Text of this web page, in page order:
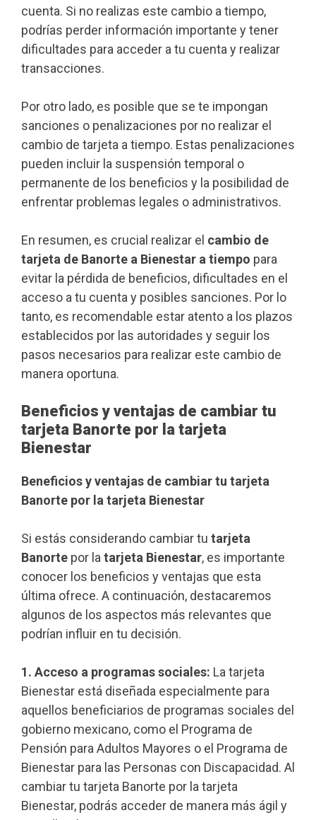
cuenta. Si no realizas este cambio a tiempo,
podrías perder información importante y tener
dificultades para acceder a tu cuenta y realizar
transacciones.
Por otro lado, es posible que se te impongan
sanciones o penalizaciones por no realizar el
cambio de tarjeta a tiempo. Estas penalizaciones
pueden incluir la suspensión temporal o
permanente de los beneficios y la posibilidad de
enfrentar problemas legales o administrativos.
En resumen, es crucial realizar el cambio de
tarjeta de Banorte a Bienestar a tiempo para
evitar la pérdida de beneficios, dificultades en el
acceso a tu cuenta y posibles sanciones. Por lo
tanto, es recomendable estar atento a los plazos
establecidos por las autoridades y seguir los
pasos necesarios para realizar este cambio de
manera oportuna.
Beneficios y ventajas de cambiar tu
tarjeta Banorte por la tarjeta
Bienestar
Beneficios y ventajas de cambiar tu tarjeta
Banorte por la tarjeta Bienestar
Si estás considerando cambiar tu tarjeta
Banorte por la tarjeta Bienestar, es importante
conocer los beneficios y ventajas que esta
última ofrece. A continuación, destacaremos
algunos de los aspectos más relevantes que
podrían influir en tu decisión.
1. Acceso a programas sociales: La tarjeta
Bienestar está diseñada especialmente para
aquellos beneficiarios de programas sociales del
gobierno mexicano, como el Programa de
Pensión para Adultos Mayores o el Programa de
Bienestar para las Personas con Discapacidad. Al
cambiar tu tarjeta Banorte por la tarjeta
Bienestar, podrás acceder de manera más ágil y